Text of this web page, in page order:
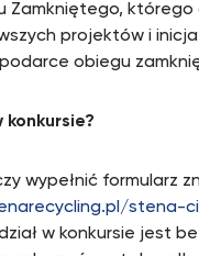
Zamkniętego, którego
projektów i
obiegu
konkursie?
wypełnić formularz
stena-
w konkursie jest